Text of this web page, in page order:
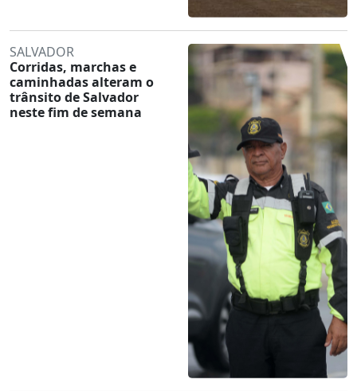
SALVADOR
Corridas, marchas e
caminhadas alteram o
trânsito de Salvador
neste fim de semana